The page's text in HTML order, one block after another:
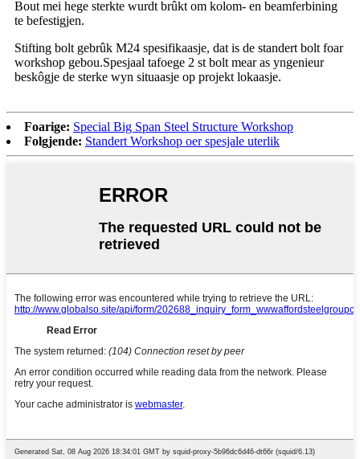
Bout mei hege sterkte wurdt brûkt om kolom- en beamferbining
te befestigjen.
Stifting bolt gebrûk M24 spesifikaasje, dat is de standert bolt foar
workshop gebou.Spesjaal tafoege 2 st bolt mear as yngenieur
beskôgje de sterke wyn situaasje op projekt lokaasje.
Foarige: Special Big Span Steel Structure Workshop
Folgjende: Standert Workshop oer spesjale uterlik